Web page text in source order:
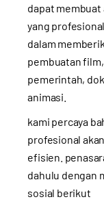
dapat membuat
yang
dalam
pembuatan
pemerintah,
animasi.
kami percaya
profesional
efisien.
dahulu dengan
sosial berikut